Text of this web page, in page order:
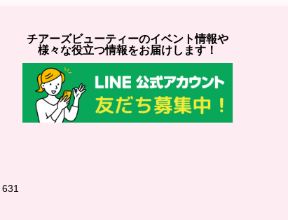
チアーズビューティーのイベント情報や
様々な役立つ情報をお届けします！
631